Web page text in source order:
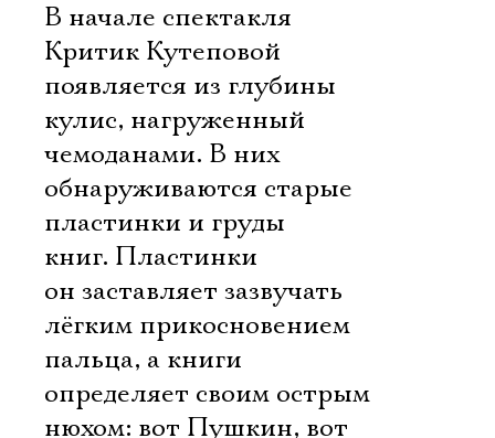
В начале спектакля
Критик Кутеповой
появляется из глубины
кулис, нагруженный
чемоданами. В них
обнаруживаются старые
пластинки и груды
книг. Пластинки
он заставляет зазвучать
лёгким прикосновением
пальца, а книги
определяет своим острым
нюхом: вот Пушкин, вот